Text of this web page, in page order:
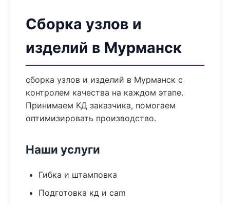
Сборка узлов и
изделий в Мурманск
сборка узлов и изделий в Мурманск с
контролем качества на каждом этапе.
Принимаем КД заказчика, помогаем
оптимизировать производство.
Наши услуги
Гибка и штамповка
Подготовка кд и cam